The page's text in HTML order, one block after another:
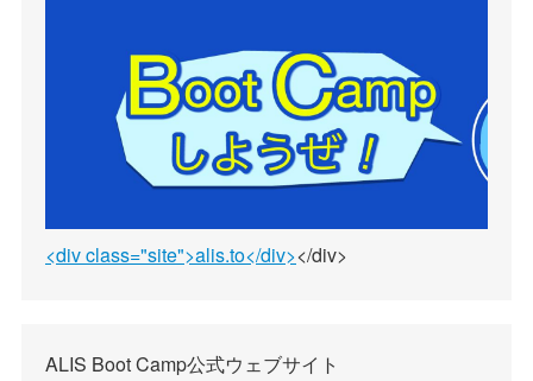
<div class="site">alis.to</div></div>
ALIS Boot Camp公式ウェブサイト